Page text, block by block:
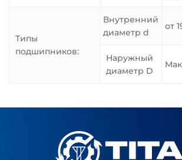
Типы
подшипников:
Внутренний
диаметр d
от
Наружный
диаметр D